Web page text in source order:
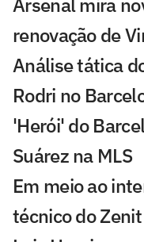
renovação de
Análise tática
Rodri no
'Herói' do
Suárez na MLS
Em meio ao
técnico do